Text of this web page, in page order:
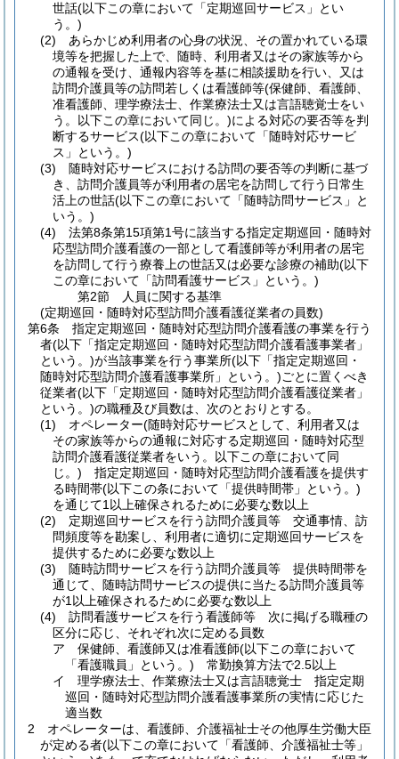
世話(以下この章において「定期巡回サービス」とい
う。)
(2)
あらかじめ利用者の心身の状況、その置かれている環
境等を把握した上で、随時、利用者又はその家族等から
の通報を受け、通報内容等を基に相談援助を行い、又は
訪問介護員等の訪問若しくは看護師等(保健師、看護師、
准看護師、理学療法士、作業療法士又は言語聴覚士をい
う。以下この章において同じ。)による対応の要否等を判
断するサービス(以下この章において「随時対応サービ
ス」という。)
(3)
随時対応サービスにおける訪問の要否等の判断に基づ
き、訪問介護員等が利用者の居宅を訪問して行う日常生
活上の世話(以下この章において「随時訪問サービス」と
いう。)
(4)
法第8条第15項第1号に該当する指定定期巡回・随時対
応型訪問介護看護の一部として看護師等が利用者の居宅
を訪問して行う療養上の世話又は必要な診療の補助(以下
この章において「訪問看護サービス」という。)
第2節
人員に関する基準
(定期巡回・随時対応型訪問介護看護従業者の員数)
第6条
指定定期巡回・随時対応型訪問介護看護の事業を行う
者(以下「指定定期巡回・随時対応型訪問介護看護事業者」
という。)が当該事業を行う事業所(以下「指定定期巡回・
随時対応型訪問介護看護事業所」という。)ごとに置くべき
従業者(以下「定期巡回・随時対応型訪問介護看護従業者」
という。)の職種及び員数は、次のとおりとする。
(1)
オペレーター(随時対応サービスとして、利用者又は
その家族等からの通報に対応する定期巡回・随時対応型
訪問介護看護従業者をいう。以下この章において同
じ。) 指定定期巡回・随時対応型訪問介護看護を提供す
る時間帯(以下この条において「提供時間帯」という。)
を通じて1以上確保されるために必要な数以上
(2)
定期巡回サービスを行う訪問介護員等 交通事情、訪
問頻度等を勘案し、利用者に適切に定期巡回サービスを
提供するために必要な数以上
(3)
随時訪問サービスを行う訪問介護員等 提供時間帯を
通じて、随時訪問サービスの提供に当たる訪問介護員等
が1以上確保されるために必要な数以上
(4)
訪問看護サービスを行う看護師等 次に掲げる職種の
区分に応じ、それぞれ次に定める員数
ア
保健師、看護師又は准看護師(以下この章において
「看護職員」という。) 常勤換算方法で2.5以上
イ
理学療法士、作業療法士又は言語聴覚士 指定定期
巡回・随時対応型訪問介護看護事業所の実情に応じた
適当数
2
オペレーターは、看護師、介護福祉士その他厚生労働大臣
が定める者(以下この章において「看護師、介護福祉士等」